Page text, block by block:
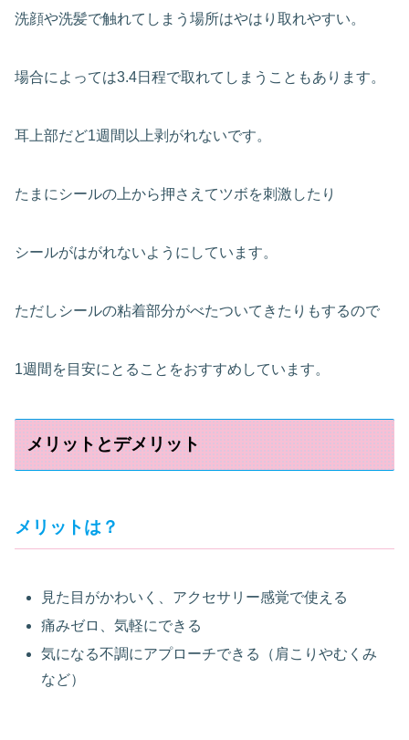
洗顔や洗髪で触れてしまう場所はやはり取れやすい。
場合によっては3.4日程で取れてしまうこともあります。
耳上部だど1週間以上剥がれないです。
たまにシールの上から押さえてツボを刺激したり
シールがはがれないようにしています。
ただしシールの粘着部分がべたついてきたりもするので
1週間を目安にとることをおすすめしています。
メリットとデメリット
メリットは？
見た目がかわいく、アクセサリー感覚で使える
痛みゼロ、気軽にできる
気になる不調にアプローチできる（肩こりやむくみ
など）